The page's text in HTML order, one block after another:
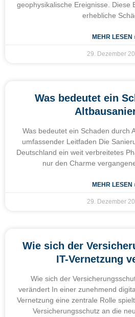
geophysikalische Ereignisse. Diese
erhebliche
MEHR LESEN
29. Dezember
Was bedeutet ein
Was bedeutet ein Schaden durch
umfassender Leitfaden Die
Deutschland ein weit verbreitetes
nur den Charme
MEHR LESEN
29. Dezember
Wie sich der
IT-Vernetzung
Wie sich der
verändert In einer zunehmend
Vernetzung eine zentrale Rolle
Versicherungsschutz an die